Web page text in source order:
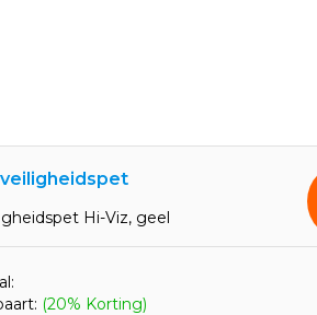
Hi-Viz, geel
(20% Korting)